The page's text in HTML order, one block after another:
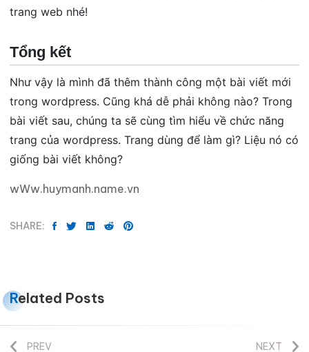
trang web nhé!
Tổng kết
Như vậy là mình đã thêm thành công một bài viết mới
trong wordpress. Cũng khá dễ phải không nào? Trong
bài viết sau, chúng ta sẽ cùng tìm hiểu về chức năng
trang của wordpress. Trang dùng để làm gì? Liệu nó có
giống bài viết không?
wWw.huymanh.name.vn
SHARE:
Related Posts
PREV NEXT